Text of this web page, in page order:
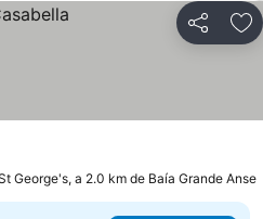
Partilhar
George's, a 2.0 km de Baía Grande Anse